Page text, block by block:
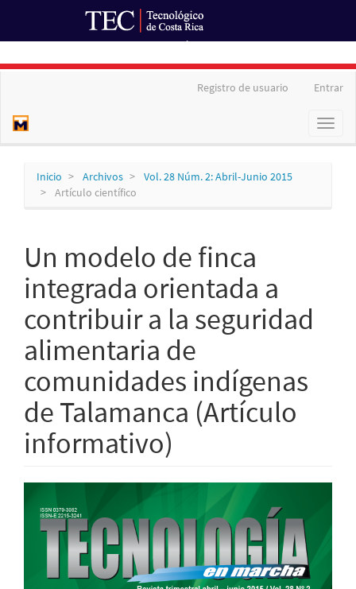
Registro de usuario Entrar
Toggle
Inicio Archivos
Vol. 28 Núm. 2: Abril-Junio 2015
Artículo científico
Un modelo de finca
integrada orientada a
contribuir a la seguridad
alimentaria de
comunidades indígenas
de Talamanca (Artículo
informativo)
Barra
lateral
del
artículo